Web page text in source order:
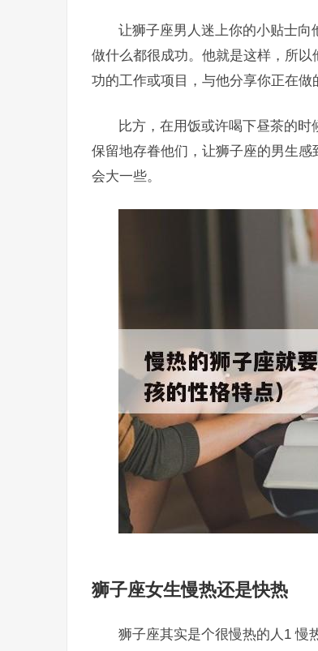
让狮子座男人迷上你的小贴士
做什么都很成功。他就是这样，所
功的工作或项目，与他分享你正在做
比方，在用饭或许喝下昼茶的
保留地存眷他们，让狮子座的男生
会大一些。
狮子座女生慢热还是快热
狮子座其实是个很慢热的人1 慢